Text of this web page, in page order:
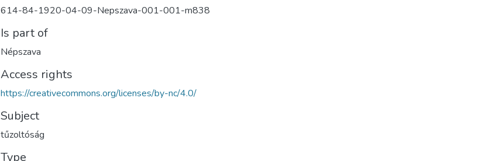
614-84-1920-04-09-Nepszava-001-001-m838
Is part of
Népszava
Access rights
https://creativecommons.org/licenses/by-nc/4.0/
Subject
tűzoltóság
Type